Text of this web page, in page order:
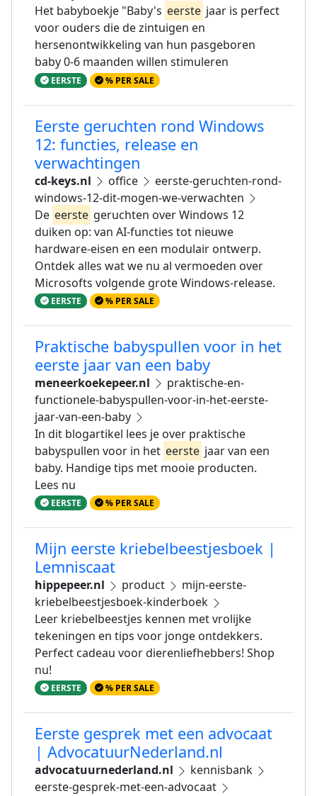
Het babyboekje "Baby's eerste jaar is perfect
voor ouders die de zintuigen en
hersenontwikkeling van hun pasgeboren
baby 0-6 maanden willen stimuleren
EERSTE % PER SALE
Eerste geruchten rond Windows
12: functies, release en
verwachtingen
cd-keys.nl office
eerste-geruchten-rond-
windows-12-dit-mogen-we-verwachten
De eerste geruchten over Windows 12
duiken op: van AI-functies tot nieuwe
hardware-eisen en een modulair ontwerp.
Ontdek alles wat we nu al vermoeden over
Microsofts volgende grote Windows-release.
EERSTE % PER SALE
Praktische babyspullen voor in het
eerste jaar van een baby
meneerkoekepeer.nl
praktische-en-
functionele-babyspullen-voor-in-het-eerste-
jaar-van-een-baby
In dit blogartikel lees je over praktische
babyspullen voor in het eerste jaar van een
baby. Handige tips met mooie producten.
Lees nu
EERSTE % PER SALE
Mijn eerste kriebelbeestjesboek |
Lemniscaat
hippepeer.nl product
mijn-eerste-
kriebelbeestjesboek-kinderboek
Leer kriebelbeestjes kennen met vrolijke
tekeningen en tips voor jonge ontdekkers.
Perfect cadeau voor dierenliefhebbers! Shop
nu!
EERSTE % PER SALE
Eerste gesprek met een advocaat
| AdvocatuurNederland.nl
advocatuurnederland.nl
kennisbank
eerste-gesprek-met-een-advocaat